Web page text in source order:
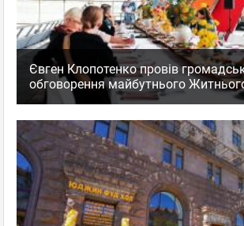
Євген Клопотенко провів
обговорення майбутнього